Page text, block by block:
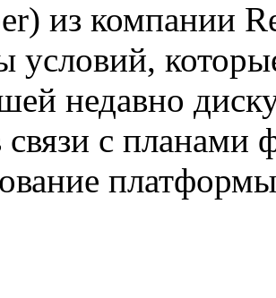
из компании
условий,
недавно
с планами